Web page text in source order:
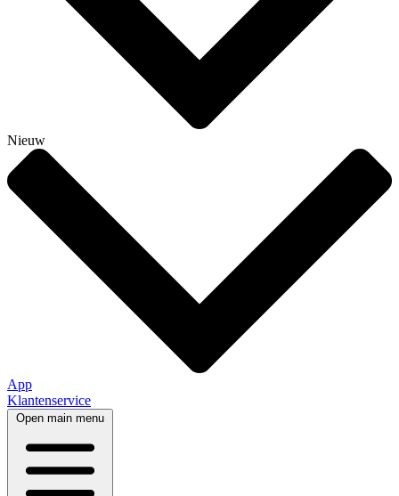
Nieuw
App
Klantenservice
Open main menu